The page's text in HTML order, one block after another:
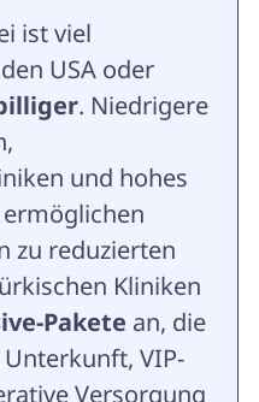
ist viel
USA oder
. Niedrigere
und hohes
zu reduzierten
Kliniken
Pakete an, die
VIP-
Versorgung